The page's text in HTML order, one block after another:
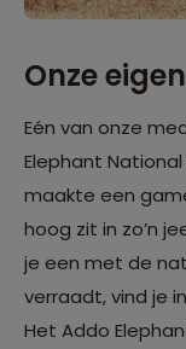
Onze
Eén van onze
Elephant National
maakte een
hoog zit in zo’n
je een met de
verraadt, vind je
Het Addo